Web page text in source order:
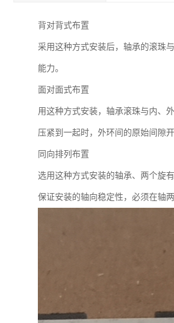
背对背式布置
采用这种方式安装后，轴承的滚珠
能力。
面对面式布置
用这种方式安装，轴承滚珠与内、
压紧到一起时，外环间的原始间隙开
同向排列布置
选用这种方式安装的轴承、两个旋
保证安装的轴向稳定性，必须在轴